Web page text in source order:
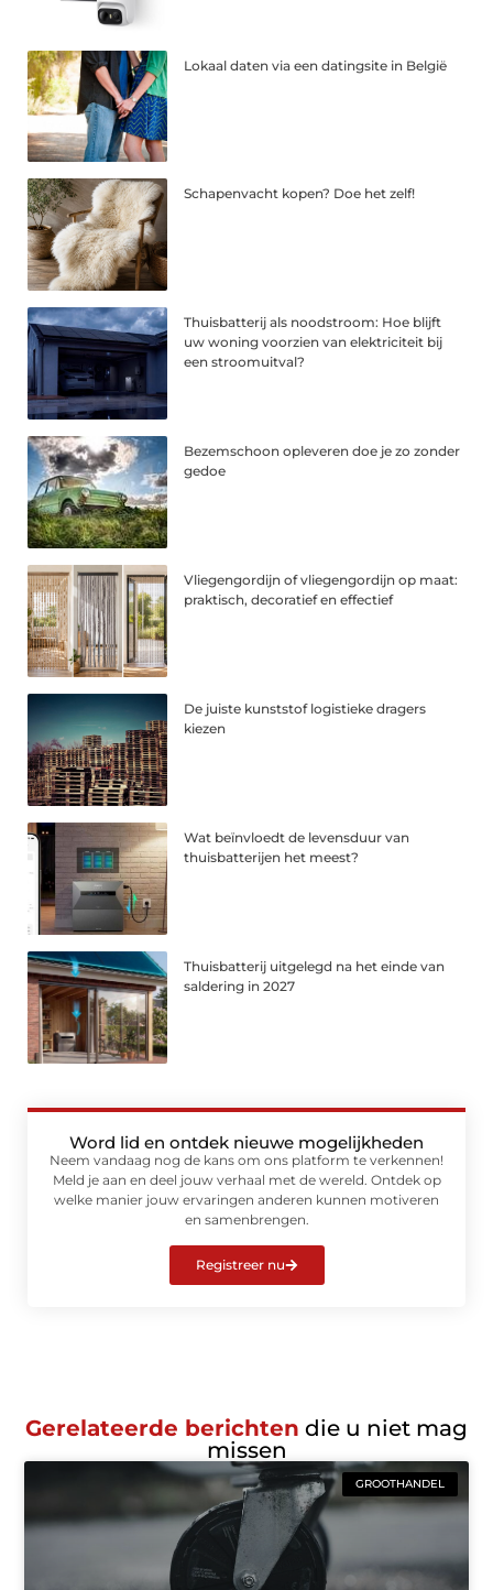
Lokaal daten via een datingsite in België
Schapenvacht kopen? Doe het zelf!
Thuisbatterij als noodstroom: Hoe blijft
uw woning voorzien van elektriciteit bij
een stroomuitval?
Bezemschoon opleveren doe je zo zonder
gedoe
Vliegengordijn of vliegengordijn op maat:
praktisch, decoratief en effectief
De juiste kunststof logistieke dragers
kiezen
Wat beïnvloedt de levensduur van
thuisbatterijen het meest?
Thuisbatterij uitgelegd na het einde van
saldering in 2027
Word lid en ontdek nieuwe mogelijkheden
Neem vandaag nog de kans om ons platform te verkennen!
Meld je aan en deel jouw verhaal met de wereld. Ontdek op
welke manier jouw ervaringen anderen kunnen motiveren
en samenbrengen.
Registreer nu
Gerelateerde berichten die u niet mag
missen
GROOTHANDEL